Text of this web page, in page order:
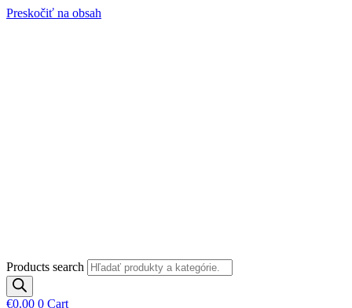
Preskočiť na obsah
Products search
€0.00 0 Cart